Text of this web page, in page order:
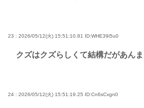
23 : 2026/05/12(火) 15:51:10.81 ID:WHE39i5u0
クズはクズらしくて結構だがあん
24 : 2026/05/12(火) 15:51:19.25 ID:Cn6sCxgn0